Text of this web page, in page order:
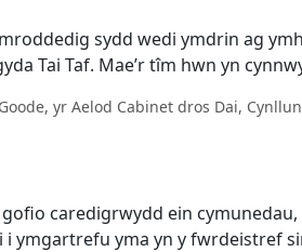
sydd wedi ymdrin ag
yr Aelod Cabinet dros Dai,
caredigrwydd ein
i ymgartrefu yma yn y fwrdeistref